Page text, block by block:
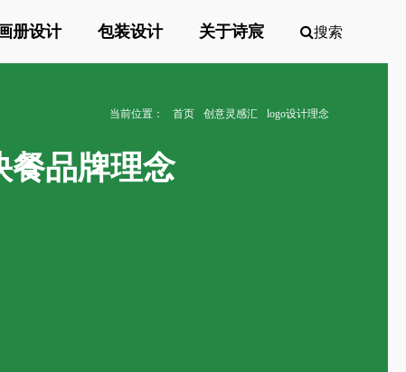
册设计 包装设计 关于诗宸 搜索
当前位置： 首页 创意灵感汇
logo设计理念
餐品牌理念